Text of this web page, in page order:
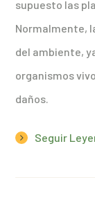
supuesto las
Normalmente,
del ambiente,
organismos
daños.
Seguir